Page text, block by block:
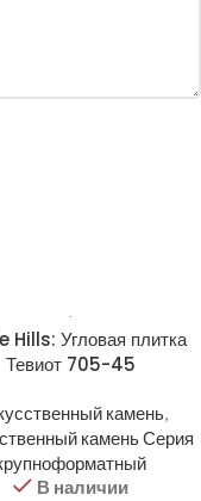
Hills: Угловая плитка
Тевиот 705-45
камень,
камень Серия
В наличии